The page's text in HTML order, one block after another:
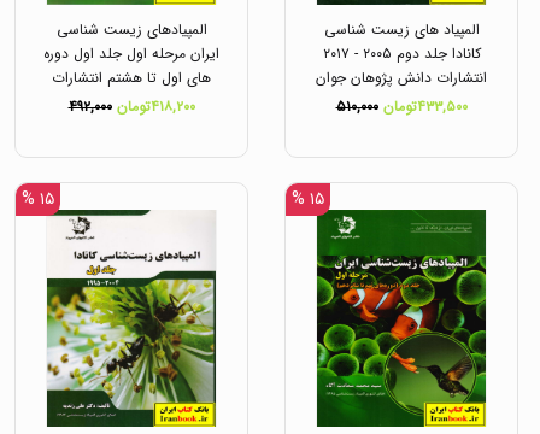
المپیاد های زیست شناسی
کانادا جلد دوم ۲۰۰۵ - ۲۰۱۷
انتشارات دانش پژوهان جوان
۴۳۳,۵۰۰تومان
۵۱۰,۰۰۰
المپیادهای زیست شناسی
ایران مرحله اول جلد اول دوره
های اول تا هشتم انتشارات
دانش پژوهان جوان
۴۱۸,۲۰۰تومان ۴۹۲,۰۰۰
۱۵ % ۱۵ %